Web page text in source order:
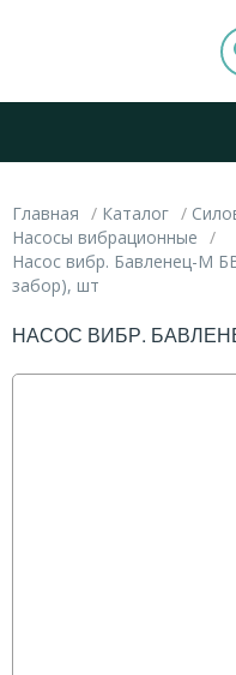
Главная Каталог
Насосы вибрационные
Насос вибр. Бавленец-М
забор), шт
НАСОС ВИБР.